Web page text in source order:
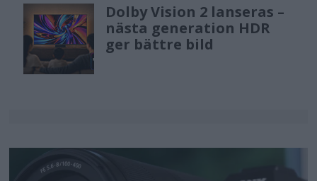
Dolby Vision 2 lanseras –
nästa generation HDR
ger bättre bild